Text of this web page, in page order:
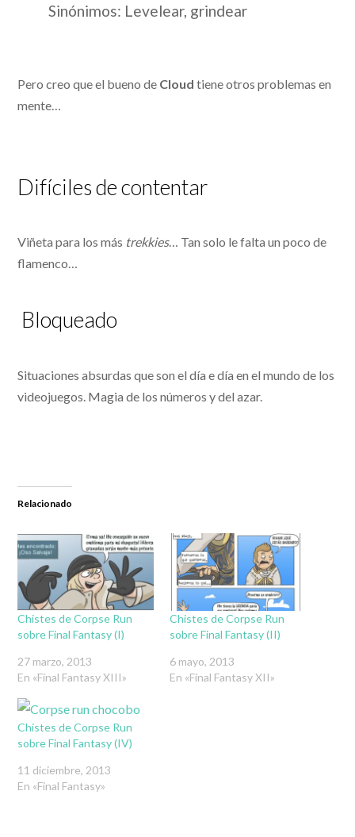
Sinónimos: Levelear, grindear
Pero creo que el bueno de Cloud tiene otros problemas en
mente…
Difíciles de contentar
Viñeta para los más trekkies… Tan solo le falta un poco de
flamenco…
Bloqueado
Situaciones absurdas que son el día e día en el mundo de los
videojuegos. Magia de los números y del azar.
Relacionado
Chistes de Corpse Run
sobre Final Fantasy (I)
27 marzo, 2013
En «Final Fantasy XIII»
Chistes de Corpse Run
sobre Final Fantasy (II)
6 mayo, 2013
En «Final Fantasy XII»
Chistes de Corpse Run
sobre Final Fantasy (IV)
11 diciembre, 2013
En «Final Fantasy»